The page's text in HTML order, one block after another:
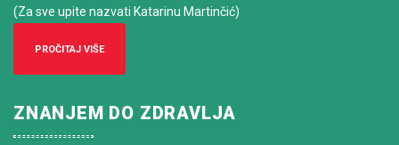
(Za sve upite nazvati Katarinu Martinčić)
PROČITAJ VIŠE
ZNANJEM DO ZDRAVLJA